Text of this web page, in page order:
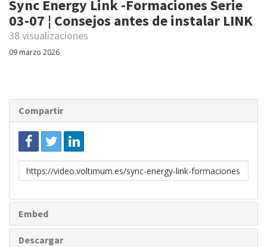
Sync Energy Link -Formaciones Serie
03-07 ¦ Consejos antes de instalar LINK
38 visualizaciones
09 marzo 2026
Compartir
Enlace
para
Embed
Descargar